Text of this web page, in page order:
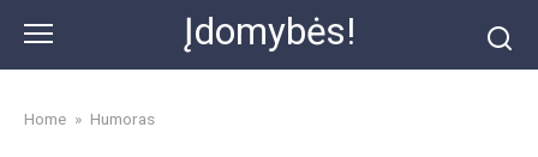
content
Įdomybės!
Home » Humoras